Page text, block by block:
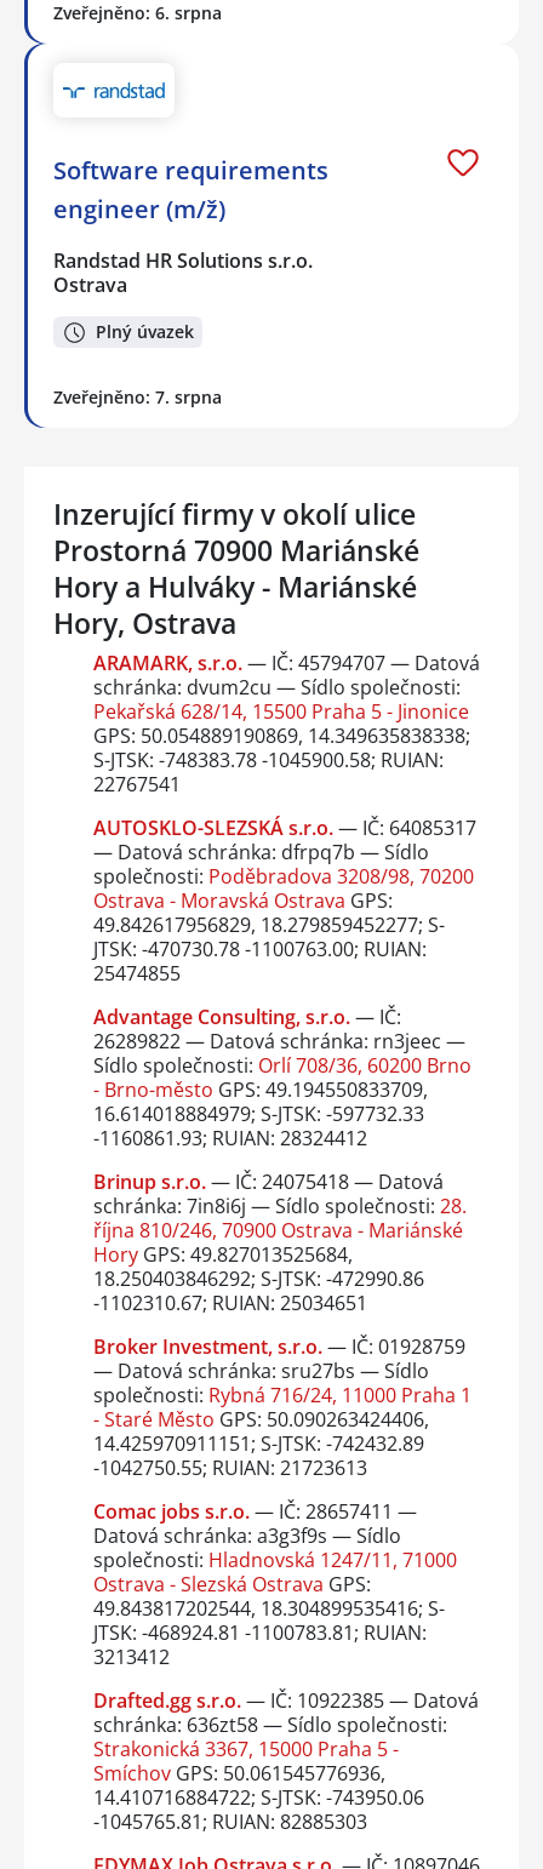
Zveřejněno: 6. srpna
Software requirements
engineer (m/ž)
Randstad HR Solutions s.r.o.
Ostrava
Plný úvazek
Zveřejněno: 7. srpna
Inzerující firmy v okolí ulice
Prostorná 70900 Mariánské
Hory a Hulváky - Mariánské
Hory, Ostrava
ARAMARK, s.r.o.— IČ: 45794707 — Datová
schránka: dvum2cu — Sídlo společnosti:
Pekařská 628/14, 15500 Praha 5 - Jinonice
GPS: 50.054889190869, 14.349635838338;
S-JTSK: -748383.78 -1045900.58; RUIAN:
22767541
AUTOSKLO-SLEZSKÁ s.r.o.— IČ: 64085317
— Datová schránka: dfrpq7b — Sídlo
společnosti: Poděbradova 3208/98, 70200
Ostrava - Moravská Ostrava GPS:
49.842617956829, 18.279859452277; S-
JTSK: -470730.78 -1100763.00; RUIAN:
25474855
Advantage Consulting, s.r.o.— IČ:
26289822 — Datová schránka: rn3jeec —
Sídlo společnosti: Orlí 708/36, 60200 Brno
- Brno-město GPS: 49.194550833709,
16.614018884979; S-JTSK: -597732.33
-1160861.93; RUIAN: 28324412
Brinup s.r.o.— IČ: 24075418 — Datová
schránka: 7in8i6j — Sídlo společnosti: 28.
října 810/246, 70900 Ostrava - Mariánské
HoryGPS: 49.827013525684,
18.250403846292; S-JTSK: -472990.86
-1102310.67; RUIAN: 25034651
Broker Investment, s.r.o.— IČ: 01928759
— Datová schránka: sru27bs — Sídlo
společnosti: Rybná 716/24, 11000 Praha 1
- Staré Město GPS: 50.090263424406,
14.425970911151; S-JTSK: -742432.89
-1042750.55; RUIAN: 21723613
Comac jobs s.r.o.— IČ: 28657411 —
Datová schránka: a3g3f9s — Sídlo
společnosti: Hladnovská 1247/11, 71000
Ostrava - Slezská Ostrava GPS:
49.843817202544, 18.304899535416; S-
JTSK: -468924.81 -1100783.81; RUIAN:
3213412
Drafted.gg s.r.o.— IČ: 10922385 — Datová
schránka: 636zt58 — Sídlo společnosti:
Strakonická 3367, 15000 Praha 5 -
SmíchovGPS: 50.061545776936,
14.410716884722; S-JTSK: -743950.06
-1045765.81; RUIAN: 82885303